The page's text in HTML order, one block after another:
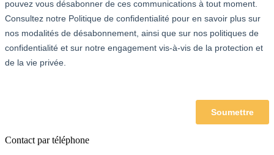
Contact par téléphone